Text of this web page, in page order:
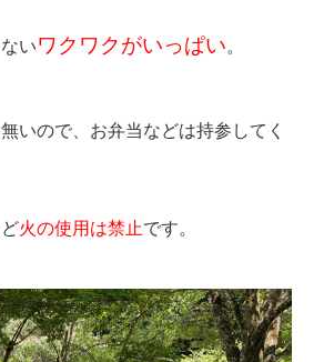
いワクワクがいっぱい。
いので、お弁当などは持参してく
火の使用は禁止です。